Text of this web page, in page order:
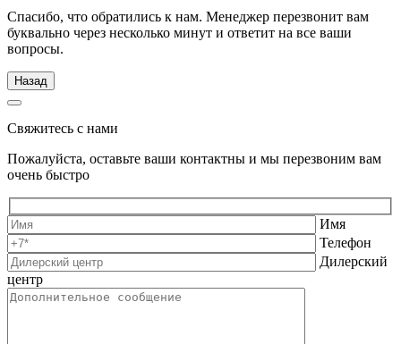
Спасибо, что обратились к нам. Менеджер перезвонит вам
буквально через несколько минут и ответит на все ваши
вопросы.
Назад
Свяжитесь с нами
Пожалуйста, оставьте ваши контактны и мы перезвоним вам
очень быстро
Имя
Телефон
Дилерский
центр